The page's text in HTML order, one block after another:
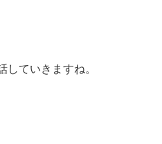
していきますね。